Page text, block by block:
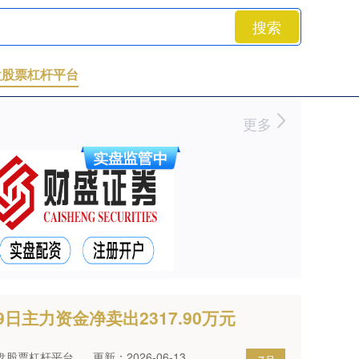
搜索
票杠杆平台
更多
主力资金净卖出2317.90万元